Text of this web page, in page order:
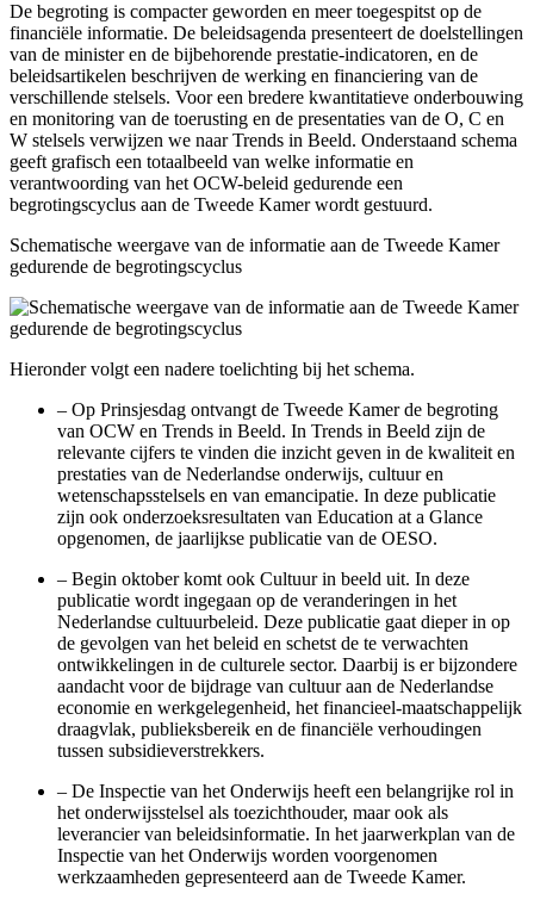
De begroting is compacter geworden en meer toegespitst op de
financiële informatie. De beleidsagenda presenteert de doelstellingen
van de minister en de bijbehorende prestatie-indicatoren, en de
beleidsartikelen beschrijven de werking en financiering van de
verschillende stelsels. Voor een bredere kwantitatieve onderbouwing
en monitoring van de toerusting en de presentaties van de O, C en
W stelsels verwijzen we naar Trends in Beeld. Onderstaand schema
geeft grafisch een totaalbeeld van welke informatie en
verantwoording van het OCW-beleid gedurende een
begrotingscyclus aan de Tweede Kamer wordt gestuurd.
Schematische weergave van de informatie aan de Tweede Kamer
gedurende de begrotingscyclus
Hieronder volgt een nadere toelichting bij het schema.
– Op Prinsjesdag ontvangt de Tweede Kamer de begroting
van OCW en Trends in Beeld. In Trends in Beeld zijn de
relevante cijfers te vinden die inzicht geven in de kwaliteit en
prestaties van de Nederlandse onderwijs, cultuur en
wetenschapsstelsels en van emancipatie. In deze publicatie
zijn ook onderzoeksresultaten van Education at a Glance
opgenomen, de jaarlijkse publicatie van de OESO.
– Begin oktober komt ook Cultuur in beeld uit. In deze
publicatie wordt ingegaan op de veranderingen in het
Nederlandse cultuurbeleid. Deze publicatie gaat dieper in op
de gevolgen van het beleid en schetst de te verwachten
ontwikkelingen in de culturele sector. Daarbij is er bijzondere
aandacht voor de bijdrage van cultuur aan de Nederlandse
economie en werkgelegenheid, het financieel-maatschappelijk
draagvlak, publieksbereik en de financiële verhoudingen
tussen subsidieverstrekkers.
– De Inspectie van het Onderwijs heeft een belangrijke rol in
het onderwijsstelsel als toezichthouder, maar ook als
leverancier van beleidsinformatie. In het jaarwerkplan van de
Inspectie van het Onderwijs worden voorgenomen
werkzaamheden gepresenteerd aan de Tweede Kamer.